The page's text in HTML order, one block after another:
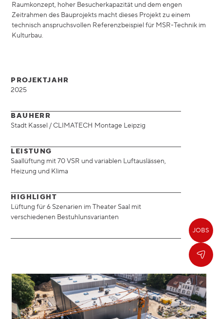
Raumkonzept, hoher Besucherkapazität und dem engen
Zeitrahmen des Bauprojekts macht dieses Projekt zu einem
technisch anspruchsvollen Referenzbeispiel für MSR-Technik im
Kulturbau.
PROJEKTJAHR
2025
BAUHERR
Stadt Kassel / CLIMATECH Montage Leipzig
LEISTUNG
Saallüftung mit 70 VSR und variablen Luftauslässen,
Heizung und Klima
HIGHLIGHT
Lüftung für 6 Szenarien im Theater Saal mit
verschiedenen Bestuhlunsvarianten
JOBS